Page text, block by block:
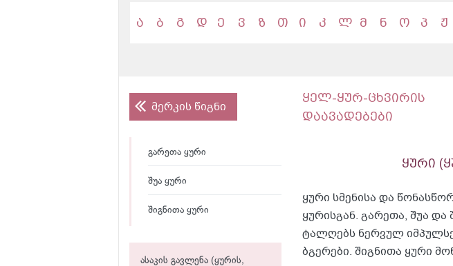
ა ბ გ დ ე ვ ზ თ ი კ ლ მ ნ ო პ ჟ
მერკის წიგნი
გარეთა ყური
შუა ყური
შიგნითა ყური
ასაკის გავლენა (ყურის,
ყელ-ყურ-ცხვირის
დაავადებები
ყური
ყური სმენისა და
ყურისგან. გარეთა, შუა
ტალღებს ნერვულ
ბგერები. შიგნითა ყური